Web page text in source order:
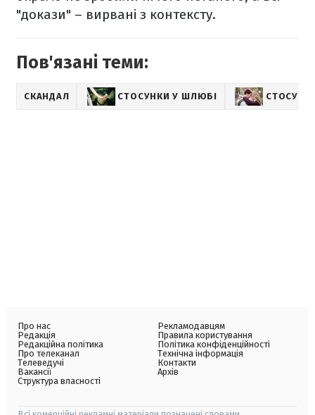
"докази" – вирвані з контексту.
Пов'язані теми:
СКАНДАЛ СТОСУНКИ У ШЛЮБІ
Про нас
Редакція
Редакційна політика
Про телеканал
Телеведучі
Вакансії
Структура власності
Рекламодавцям
Правила користування
Політика конфіденційності
Технічна інформація
Контакти
Архів